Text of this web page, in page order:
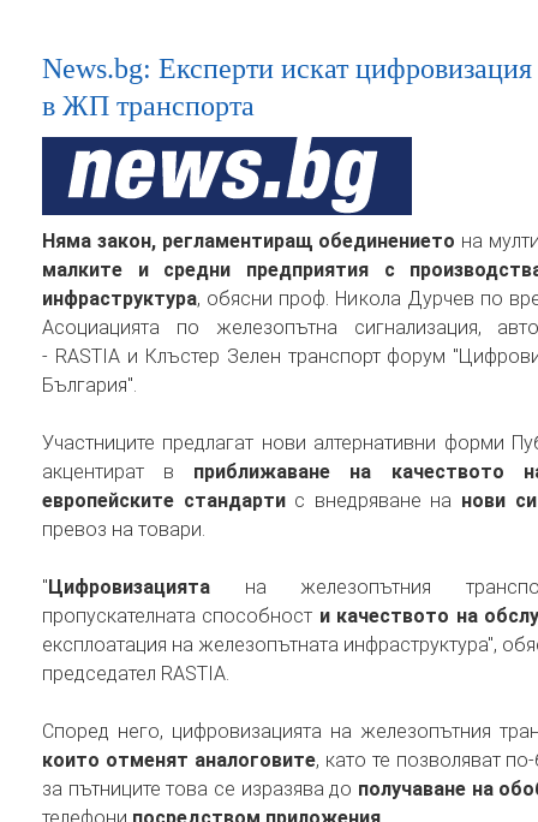
News.bg: Експерти искат цифровизация
в ЖП транспорта
Няма закон, регламентиращ обединението на
малките и средни предприятия с
инфраструктура, обясни проф. Никола Дурчев по
Асоциацията по железопътна сигнализация,
- RASTIA и Клъстер Зелен транспорт форум
България".
Участниците предлагат нови алтернативни форми
акцентират в приближаване на качеството
европейските стандартис внедряване на нови
превоз на товари.
"Цифровизацията на железопътния
пропускателната способност и качеството на
експлоатация на железопътната инфраструктура",
председател RASTIA.
Според него, цифровизацията на железопътния
които отменят аналоговите, като те позволяват
за пътниците това се изразява до получаване на